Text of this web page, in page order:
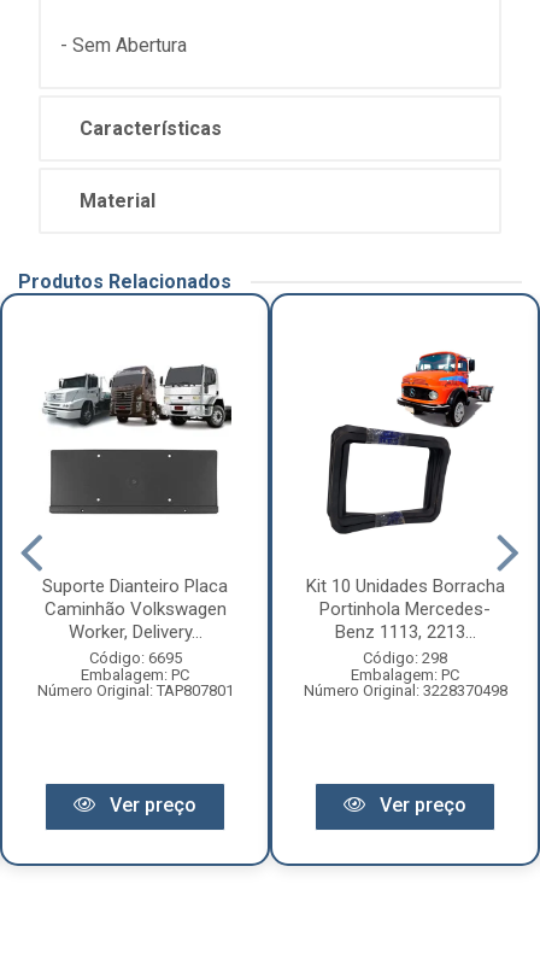
- Sem Abertura
Características
Material
Produtos Relacionados
Suporte Dianteiro Placa
Caminhão Volkswagen
Worker, Delivery...
Código: 6695
Embalagem: PC
Número Original: TAP807801
Ver preço
Kit 10 Unidades Borracha
Portinhola Mercedes-
Benz 1113, 2213...
Código: 298
Embalagem: PC
Número Original: 3228370498
Ver preço